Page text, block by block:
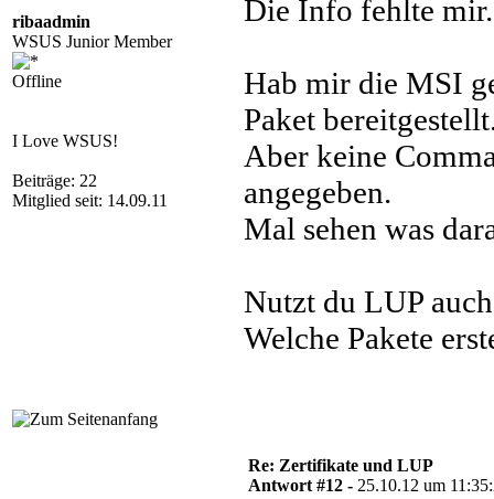
ribaadmin
WSUS Junior Member
Offline
I Love WSUS!
Beiträge: 22
Mitglied seit: 14.09.11
Die Info fehlte mir.
Hab mir die MSI
Paket
Aber keine
angegeben.
Mal sehen was
Nutzt du LUP
Welche Pakete
Re: Zertifikate und LUP
Antwort #12 - 25.10.12 um